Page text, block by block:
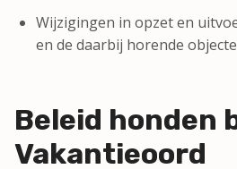
Wijzigingen in opzet en
en de daarbij horende
Beleid honden
Vakantieoord